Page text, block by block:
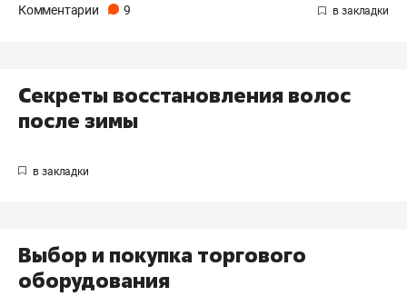
Комментарии 9
Секреты восстановления волос
после зимы
Выбор и покупка торгового
оборудования